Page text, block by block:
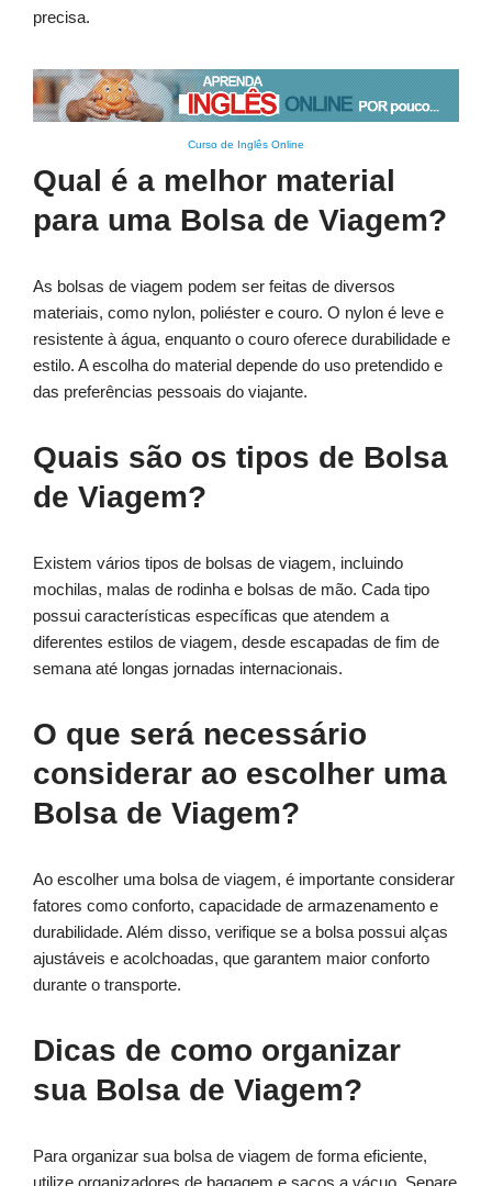
precisa.
Curso de Inglês Online
Qual é a melhor material
para uma Bolsa de Viagem?
As bolsas de viagem podem ser feitas de diversos
materiais, como nylon, poliéster e couro. O nylon é leve e
resistente à água, enquanto o couro oferece durabilidade e
estilo. A escolha do material depende do uso pretendido e
das preferências pessoais do viajante.
Quais são os tipos de Bolsa
de Viagem?
Existem vários tipos de bolsas de viagem, incluindo
mochilas, malas de rodinha e bolsas de mão. Cada tipo
possui características específicas que atendem a
diferentes estilos de viagem, desde escapadas de fim de
semana até longas jornadas internacionais.
O que será necessário
considerar ao escolher uma
Bolsa de Viagem?
Ao escolher uma bolsa de viagem, é importante considerar
fatores como conforto, capacidade de armazenamento e
durabilidade. Além disso, verifique se a bolsa possui alças
ajustáveis e acolchoadas, que garantem maior conforto
durante o transporte.
Dicas de como organizar
sua Bolsa de Viagem?
Para organizar sua bolsa de viagem de forma eficiente,
utilize organizadores de bagagem e sacos a vácuo. Separe